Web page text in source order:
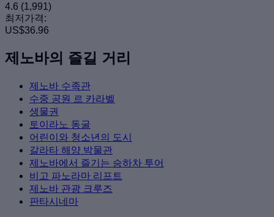
4.6 (1,991)
최저가격:
US$36.96
제노바의 즐길 거리
제노바 수족관
수중 공원 르 카라벨
생물권
토이라노 동굴
어린이와 청소년의 도시
갈라타 해양 박물관
제노바에서 즐기는 승하차 투어
비고 파노라마 리프트
제노바 관광 크루즈
판타시네마